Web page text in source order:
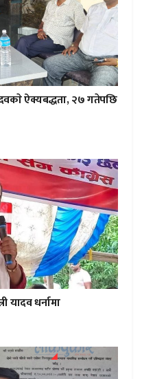
ऐक्यबद्धता, २७ गतेपछि
यादव धर्नामा